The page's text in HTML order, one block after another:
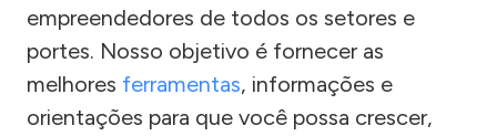
empreendedores de todos os setores e
portes. Nosso objetivo é fornecer as
melhores ferramentas, informações e
orientações para que você possa crescer,